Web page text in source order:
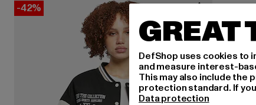
-42%
GREAT
DefShop uses cookies to
and measure interest-
This may also include the
protection standard. If
Data protection